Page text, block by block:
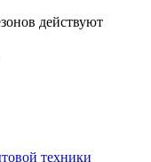
действуют